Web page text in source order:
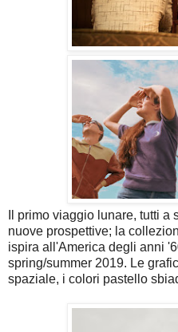
Il primo viaggio lunare, tutti
nuove prospettive; la
ispira all'America degli anni
spring/summer 2019. Le
spaziale, i colori pastello